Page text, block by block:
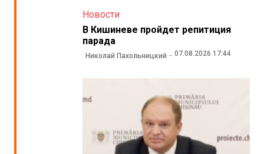
Новости
В Кишиневе пройдет репитиция
парада
Николай Пахольницкий 07.08.2026 17:44